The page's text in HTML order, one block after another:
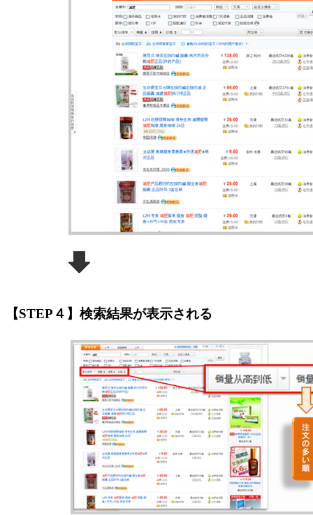
【STEP４】検索結果が表示される